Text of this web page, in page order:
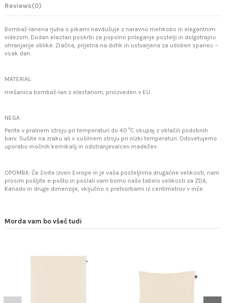
Reviews(0)
Bombaž-lanena rjuha s pikami navdušuje z naravno mehkobo in elegantnim
videzom. Dodan elastan poskrbi za popolno prileganje postelji in dolgotrajno
ohranjanje oblike. Zračna, prijetna na dotik in ustvarjena za udoben spanec –
vsak dan.
MATERIAL:
mešanica bombaž-lan z elastanom, proizveden v EU.
NEGA:
Perite v pralnem stroju pri temperaturi do 40 °C skupaj z oblačili podobnih
barv. Sušite na zraku ali v sušilnem stroju pri nizki temperaturi. Odsvetujemo
uporabo močnih kemikalij in odstranjevalcev madežev.
OPOMBA: Če živite izven Evrope in je vaša posteljnina drugačne velikosti, nam
prosim pošljite e-pošto in poslali vam bomo našo tabelo velikosti za ZDA,
Kanado in druge dimenzije, vključno s pretvorbami iz centimetrov v inče.
Morda vam bo všeč tudi